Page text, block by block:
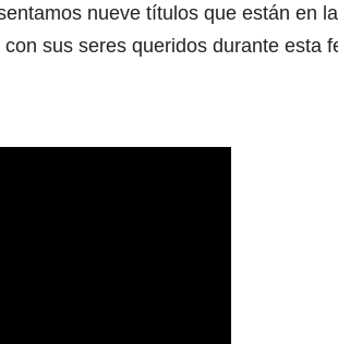
nueve títulos que están en
sus seres queridos durante esta